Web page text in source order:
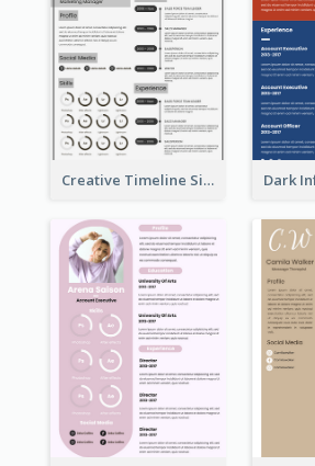
Creative Timeline Simple Resume